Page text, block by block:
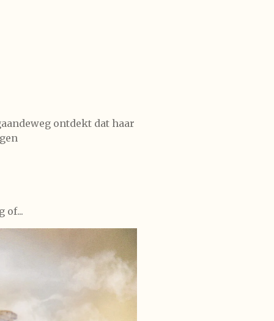
ontdekt dat haar
of...